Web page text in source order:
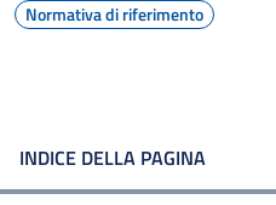
Normativa di riferimento
INDICE DELLA PAGINA